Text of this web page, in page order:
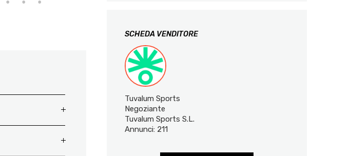
SCHEDA VENDITORE
Tuvalum Sports
Negoziante
Tuvalum Sports S.L.
Annunci: 211